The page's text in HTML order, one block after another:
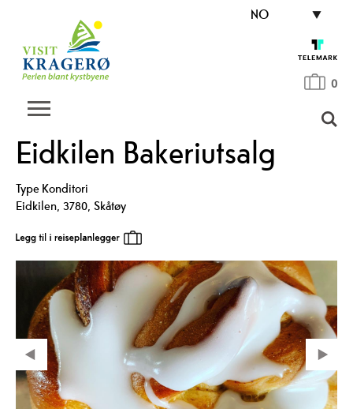
NO
0
Eidkilen Bakeriutsalg
TypeKonditori
Eidkilen, 3780, Skåtøy